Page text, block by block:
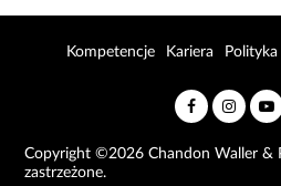
Copyright ©2026 Chandon Waller &
zastrzeżone.
Kompetencje Kariera